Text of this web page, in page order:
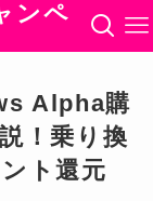
ンペ
Alpha購
！乗り換
ト還元